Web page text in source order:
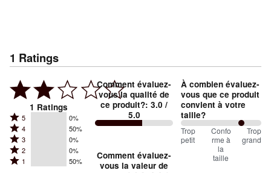
1 Ratings
1 Ratings
Rated
5
stars
by
5 0%
Rated
4
stars
by
4 50%
Rated
3
stars
3 0%
Rated
2
2 0%
Rated
1 50%
Comment évaluez-
vous la qualité de
ce produit?:3.0 /
5.0
Comment évaluez-
vous la valeur de
À combien évaluez-
vous que ce produit
convient à votre
taille?
150
between
Trop
petit
Confo
rme à
la
taille
Trop
grand